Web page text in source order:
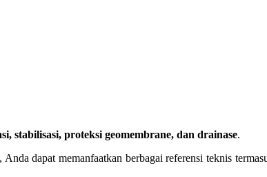
stabilisasi, proteksi geomembrane, dan drainase.
dapat memanfaatkan berbagai referensi teknis